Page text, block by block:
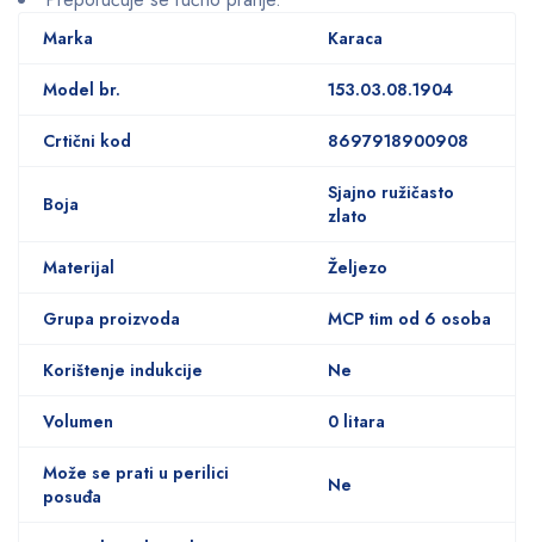
Marka Karaca
Model br. 153.03.08.1904
Crtični kod 8697918900908
Boja
Sjajno ružičasto
zlato
Materijal Željezo
Grupa proizvoda MCP tim od 6 osoba
Korištenje indukcije Ne
Volumen 0 litara
Može se prati u perilici
posuđa
Ne